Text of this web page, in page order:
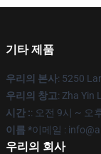
기타 제품
우리의 본사: 5250
우리의 창고: Zha Yin
시간 :: 오전 9시 ~ 오
이름 *이메일 :
우리의 회사